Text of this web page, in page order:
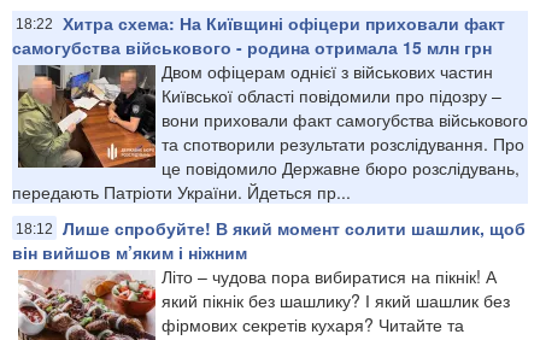
18:22
Хитра схема: На Київщині офіцери приховали факт
самогубства військового - родина отримала 15 млн грн
Двом офіцерам однієї з військових частин
Київської області повідомили про підозру –
вони приховали факт самогубства військового
та спотворили результати розслідування. Про
це повідомило Державне бюро розслідувань,
передають Патріоти України. Йдеться пр...
18:12
Лише спробуйте! В який момент солити шашлик, щоб
він вийшов м’яким і ніжним
Літо – чудова пора вибиратися на пікнік! А
який пікнік без шашлику? І який шашлик без
фірмових секретів кухаря? Читайте та